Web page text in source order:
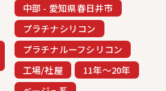
中部 - 愛知県春日井市
プラチナシリコン
プラチナルーフシリコン
工場/社屋
11年〜20年